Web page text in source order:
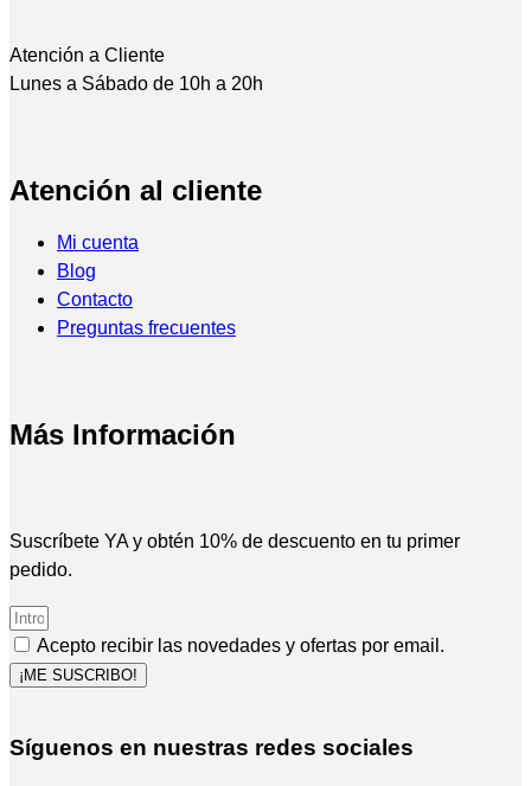
Atención a Cliente
Lunes a Sábado de 10h a 20h
Atención al cliente
Mi cuenta
Blog
Contacto
Preguntas frecuentes
Más Información
Suscríbete YA y obtén 10% de descuento en tu primer
pedido.
Acepto recibir las novedades y ofertas por email.
¡ME SUSCRIBO!
Síguenos en nuestras redes sociales